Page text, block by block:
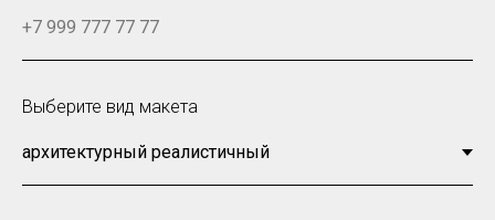
Выберите вид макета